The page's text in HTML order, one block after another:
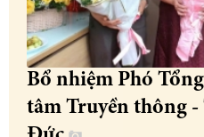
Bổ nhiệm Phó
tâm Truyền thông